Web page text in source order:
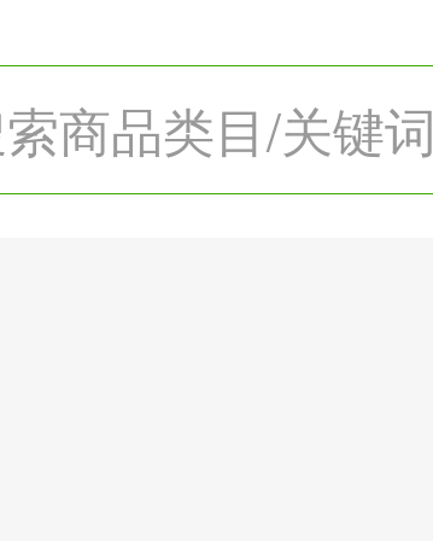
商品类目/关键词